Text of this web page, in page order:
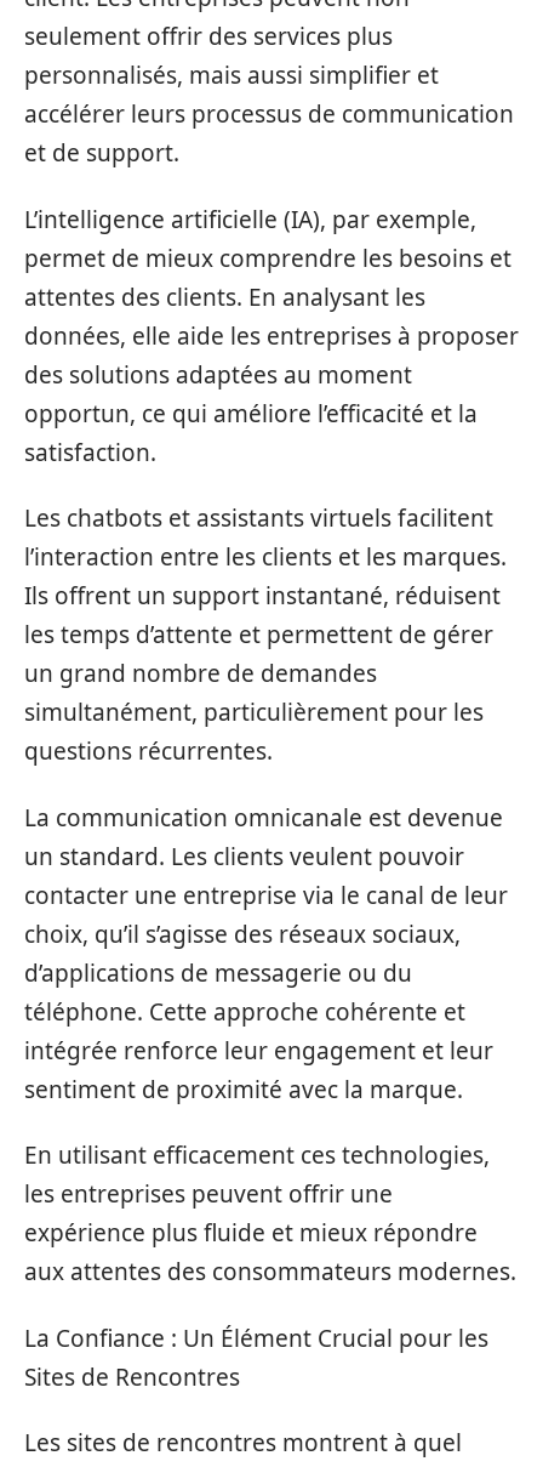
seulement offrir des services plus
personnalisés, mais aussi simplifier et
accélérer leurs processus de communication
et de support.
L’intelligence artificielle (IA), par exemple,
permet de mieux comprendre les besoins et
attentes des clients. En analysant les
données, elle aide les entreprises à proposer
des solutions adaptées au moment
opportun, ce qui améliore l’efficacité et la
satisfaction.
Les chatbots et assistants virtuels facilitent
l’interaction entre les clients et les marques.
Ils offrent un support instantané, réduisent
les temps d’attente et permettent de gérer
un grand nombre de demandes
simultanément, particulièrement pour les
questions récurrentes.
La communication omnicanale est devenue
un standard. Les clients veulent pouvoir
contacter une entreprise via le canal de leur
choix, qu’il s’agisse des réseaux sociaux,
d’applications de messagerie ou du
téléphone. Cette approche cohérente et
intégrée renforce leur engagement et leur
sentiment de proximité avec la marque.
En utilisant efficacement ces technologies,
les entreprises peuvent offrir une
expérience plus fluide et mieux répondre
aux attentes des consommateurs modernes.
La Confiance : Un Élément Crucial pour les
Sites de Rencontres
Les sites de rencontres montrent à quel